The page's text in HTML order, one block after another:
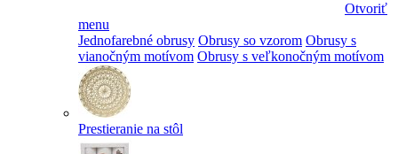
Otvoriť
menu
Jednofarebné obrusy Obrusy so vzorom Obrusy s
vianočným motívom Obrusy s veľkonočným motívom
Prestieranie na stôl